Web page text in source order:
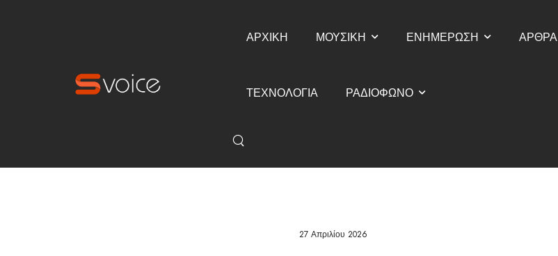
ΑΡΧΙΚΗ ΜΟΥΣΙΚΗ ΕΝΗΜΕΡΩΣΗ ΑΡΘΡΑ
ΤΕΧΝΟΛΟΓΙΑ ΡΑΔΙΟΦΩΝΟ
27 Απριλίου 2026